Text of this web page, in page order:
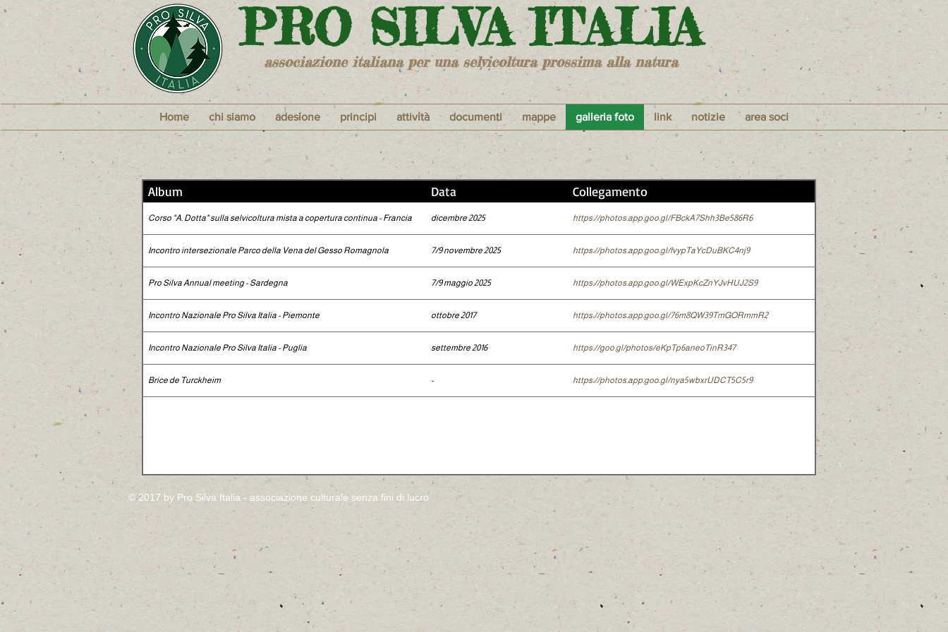
​PRO SILVA ITALIA
associazione italiana per una selvicoltura prossima alla natura
Home chi siamo adesione principi attività documenti mappe galleria foto link notizie area soci
Album Data Collegamento
Corso "A. Dotta" sulla selvicoltura mista a copertura continua - Francia dicembre 2025 https://photos.app.goo.gl/FBckA7Shh3Be586R6
Incontro intersezionale Parco della Vena del Gesso Romagnola 7/9 novembre 2025 https://photos.app.goo.gl/fvypTaYcDuBKC4nj9
Pro Silva Annual meeting - Sardegna 7/9 maggio 2025 https://photos.app.goo.gl/WExpKcZnYJvHUJ2S9
Incontro Nazionale Pro Silva Italia - Piemonte ottobre 2017 https://photos.app.goo.gl/76m8QW39TmGORmmR2
Incontro Nazionale Pro Silva Italia - Puglia settembre 2016 https://goo.gl/photos/eKpTp6aneoTinR347
Brice de Turckheim - https://photos.app.goo.gl/nya5wbxrUDCT5C5r9
© 2017 by Pro Silva Italia - associazione culturale senza fini di lucro
codice fiscale 96045110226
Sede legale: Via Cernidor 42 - 38123 Trento
Sede operativa: Via dei Filosofi 41/A - 06126 Perugia
Telefono: 075 5733240 - Fax: 075.5737567
Posta elettronica: prosilvaitalia@gmail.com
Posta Elettronica Certificata: